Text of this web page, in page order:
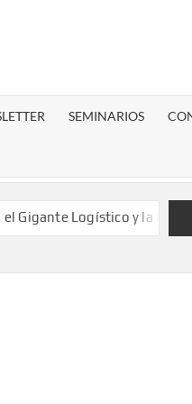
SEMINARIOS
Logístico y la Paradoja del LPI